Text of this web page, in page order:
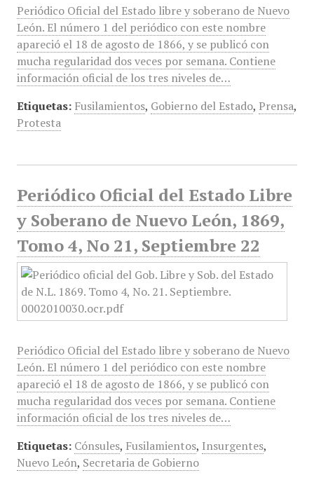
Periódico Oficial del Estado libre y soberano de Nuevo
León. El número 1 del periódico con este nombre
apareció el 18 de agosto de 1866, y se publicó con
mucha regularidad dos veces por semana. Contiene
información oficial de los tres niveles de…
Etiquetas: Fusilamientos, Gobierno del Estado, Prensa,
Protesta
Periódico Oficial del Estado Libre
y Soberano de Nuevo León, 1869,
Tomo 4, No 21, Septiembre 22
Periódico Oficial del Estado libre y soberano de Nuevo
León. El número 1 del periódico con este nombre
apareció el 18 de agosto de 1866, y se publicó con
mucha regularidad dos veces por semana. Contiene
información oficial de los tres niveles de…
Etiquetas: Cónsules, Fusilamientos, Insurgentes,
Nuevo León, Secretaria de Gobierno